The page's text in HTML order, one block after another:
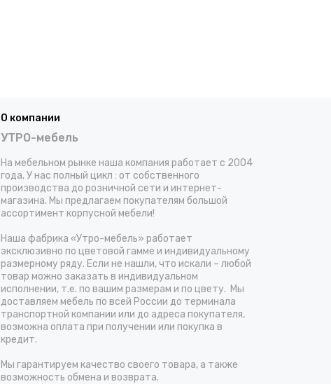
О компании
УТРО-мебель
На мебельном рынке наша компания работает с 2004
года. У нас полный цикл : от собственного
производства до розничной сети и интернет-
магазина. Мы предлагаем покупателям большой
ассортимент корпусной мебели!
Наша фабрика «Утро-мебель» работает
эксклюзивно по цветовой гамме и индивидуальному
размерному ряду. Если не нашли, что искали – любой
товар можно заказать в индивидуальном
исполнении, т.е. по вашим размерам и по цвету. Мы
доставляем мебель по всей России до терминала
транспортной компании или до адреса покупателя,
возможна оплата при получении или покупка в
кредит.
Мы гарантируем качество своего товара, а также
возможность обмена и возврата.